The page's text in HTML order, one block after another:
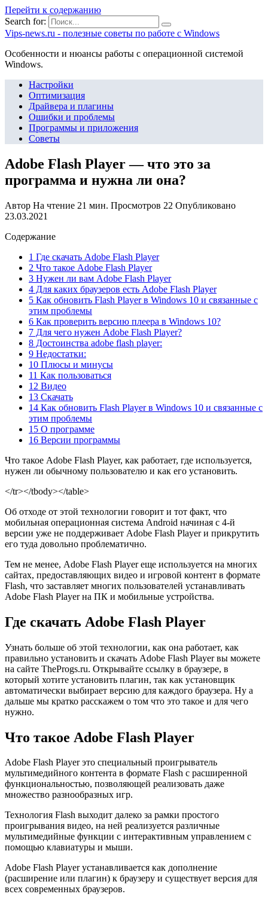
Перейти к содержанию
Search for:
Vips-news.ru - полезные советы по работе с Windows
Особенности и нюансы работы с операционной системой
Windows.
Настройки
Оптимизация
Драйвера и плагины
Ошибки и проблемы
Программы и приложения
Советы
Adobe Flash Player — что это за
программа и нужна ли она?
Автор На чтение 21 мин. Просмотров 22 Опубликовано
23.03.2021
Содержание
1 Где скачать Adobe Flash Player
2 Что такое Adobe Flash Player
3 Нужен ли вам Adobe Flash Player
4 Для каких браузеров есть Adobe Flash Player
5 Как обновить Flash Player в Windows 10 и связанные с
этим проблемы
6 Как проверить версию плеера в Windows 10?
7 Для чего нужен Adobe Flash Player?
8 Достоинства adobe flash player:
9 Недостатки:
10 Плюсы и минусы
11 Как пользоваться
12 Видео
13 Скачать
14 Как обновить Flash Player в Windows 10 и связанные с
этим проблемы
15 О программе
16 Версии программы
Что такое Adobe Flash Player, как работает, где используется,
нужен ли обычному пользователю и как его установить.
</tr></tbody></table>
Об отходе от этой технологии говорит и тот факт, что
мобильная операционная система Android начиная с 4-й
версии уже не поддерживает Adobe Flash Player и прикрутить
его туда довольно проблематично.
Тем не менее, Adobe Flash Player еще используется на многих
сайтах, предоставляющих видео и игровой контент в формате
Flash, что заставляет многих пользователей устанавливать
Adobe Flash Player на ПК и мобильные устройства.
Где скачать Adobe Flash Player
Узнать больше об этой технологии, как она работает, как
правильно установить и скачать Adobe Flash Player вы можете
на сайте TheProgs.ru. Открывайте ссылку в браузере, в
который хотите установить плагин, так как установщик
автоматически выбирает версию для каждого браузера. Ну а
дальше мы кратко расскажем о том что это такое и для чего
нужно.
Что такое Adobe Flash Player
Adobe Flash Player это специальный проигрыватель
мультимедийного контента в формате Flash с расширенной
функциональностью, позволяющей реализовать даже
множество разнообразных игр.
Технология Flash выходит далеко за рамки простого
проигрывания видео, на ней реализуется различные
мультимедийные функции с интерактивным управлением с
помощью клавиатуры и мыши.
Adobe Flash Player устанавливается как дополнение
(расширение или плагин) к браузеру и существует версия для
всех современных браузеров.